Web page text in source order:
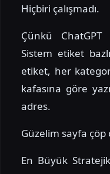
Hiçbiri çalışmadı.
Çünkü ChatGPT
Sistem etiket
etiket, her
kafasına göre
adres.
Güzelim sayfa çöp
En Büyük